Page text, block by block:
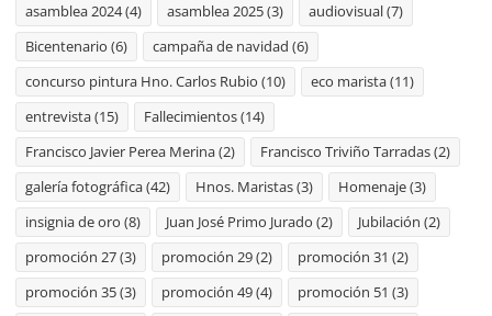
asamblea 2024(4) asamblea 2025(3) audiovisual(7)
Bicentenario (6) campaña de navidad (6)
concurso pintura Hno. Carlos Rubio (10) eco marista(11)
entrevista(15) Fallecimientos(14)
Francisco Javier Perea Merina(2) Francisco Triviño Tarradas(2)
galería fotográfica(42) Hnos. Maristas(3) Homenaje(3)
insignia de oro (8) Juan José Primo Jurado (2) Jubilación (2)
promoción 27(3) promoción 29(2) promoción 31 (2)
promoción 35(3) promoción 49(4) promoción 51 (3)